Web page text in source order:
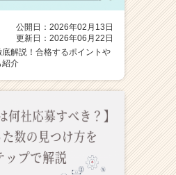
公開日：2026年02月13日
更新日：2026年06月22日
解説！合格するポイントや
紹介